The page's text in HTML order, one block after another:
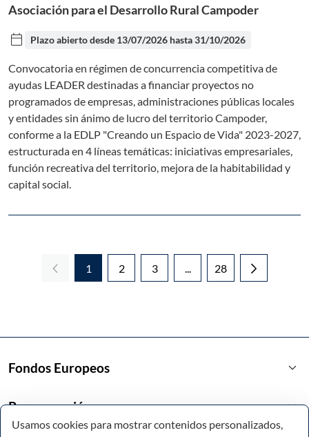
Asociación para el Desarrollo Rural Campoder
calendar_today Plazo abierto desde 13/07/2026 hasta31/10/2026
Convocatoria en régimen de concurrencia competitiva de
ayudas LEADER destinadas a financiar proyectos no
programados de empresas, administraciones públicas locales
y entidades sin ánimo de lucro del territorio Campoder,
conforme a la EDLP "Creando un Espacio de Vida" 2023-2027,
estructurada en 4 líneas temáticas: iniciativas empresariales,
función recreativa del territorio, mejora de la habitabilidad y
capital social.
Página
1
Página
2
Página
3
Páginas intermedias Use
Página
28
Fondos Europeos keyboard_arrow_down
Programación
keyboard_arrow_down
Usamos cookies para mostrar contenidos personalizados,